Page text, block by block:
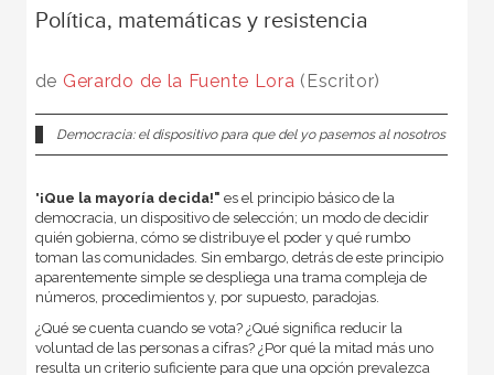
Política, matemáticas y resistencia
de Gerardo de la Fuente Lora (Escritor)
Democracia: el dispositivo para que del yo pasemos al nosotros
"¡Que la mayoría decida!" es el principio básico de la
democracia, un dispositivo de selección; un modo de decidir
quién gobierna, cómo se distribuye el poder y qué rumbo
toman las comunidades. Sin embargo, detrás de este principio
aparentemente simple se despliega una trama compleja de
números, procedimientos y, por supuesto, paradojas.
¿Qué se cuenta cuando se vota? ¿Qué significa reducir la
voluntad de las personas a cifras? ¿Por qué la mitad más uno
resulta un criterio suficiente para que una opción prevalezca